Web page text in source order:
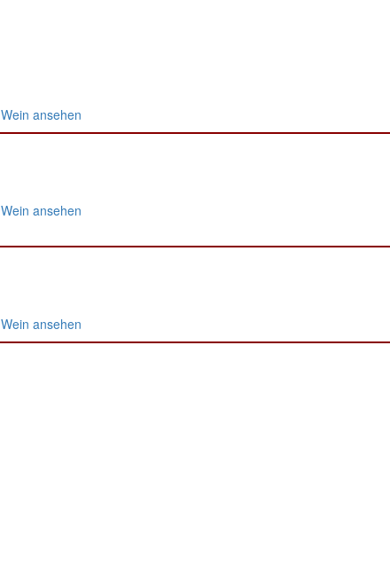
Wein ansehen
Wein ansehen
Wein ansehen